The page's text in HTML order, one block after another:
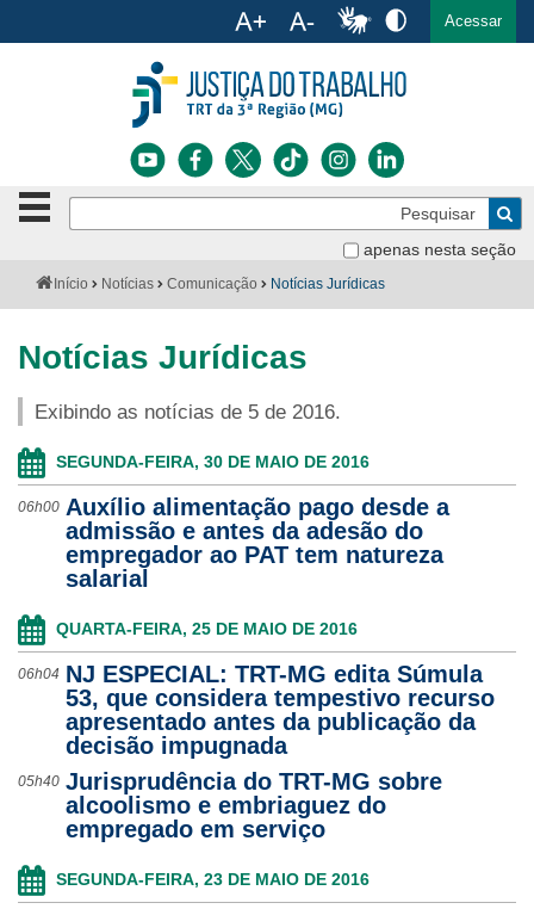
Ir para o menu Ir para a busca Ir para o rodapé
Acessar
apenas nesta seção
Botão
de
clique
ou
Notícias
Serviços
Jurisprudência
Transparência
Legislação
Ouvidoria
Contato
VocêInício Notícias Comunicação Notícias Jurídicas
Notícias Jurídicas
Exibindo as notícias de 5 de 2016.
SEGUNDA-FEIRA, 30 DE MAIO DE 2016
06h00 Auxílio alimentação pago desde a
admissão e antes da adesão do
empregador ao PAT tem natureza
salarial
QUARTA-FEIRA, 25 DE MAIO DE 2016
06h04 NJ ESPECIAL: TRT-MG edita Súmula
53, que considera tempestivo recurso
apresentado antes da publicação da
decisão impugnada
05h40 Jurisprudência do TRT-MG sobre
alcoolismo e embriaguez do
empregado em serviço
SEGUNDA-FEIRA, 23 DE MAIO DE 2016